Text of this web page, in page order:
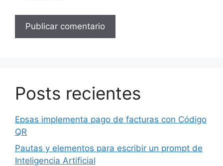
Posts recientes
Epsas implementa pago de facturas con Código
QR
Pautas y elementos para escribir un prompt de
Inteligencia Artificial